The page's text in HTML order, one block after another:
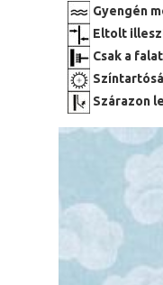
Gyengén
Eltolt
Csak a
Szárazon